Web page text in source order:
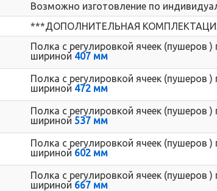
Возможно изготовление по
***ДОПОЛНИТЕЛЬНАЯ
Полка с регулировкой ячеек (пушеров
шириной 407 мм
Полка с регулировкой ячеек (пушеров
шириной 472 мм
Полка с регулировкой ячеек (пушеров
шириной 537 мм
Полка с регулировкой ячеек (пушеров
шириной 602 мм
Полка с регулировкой ячеек (пушеров
шириной 667 мм